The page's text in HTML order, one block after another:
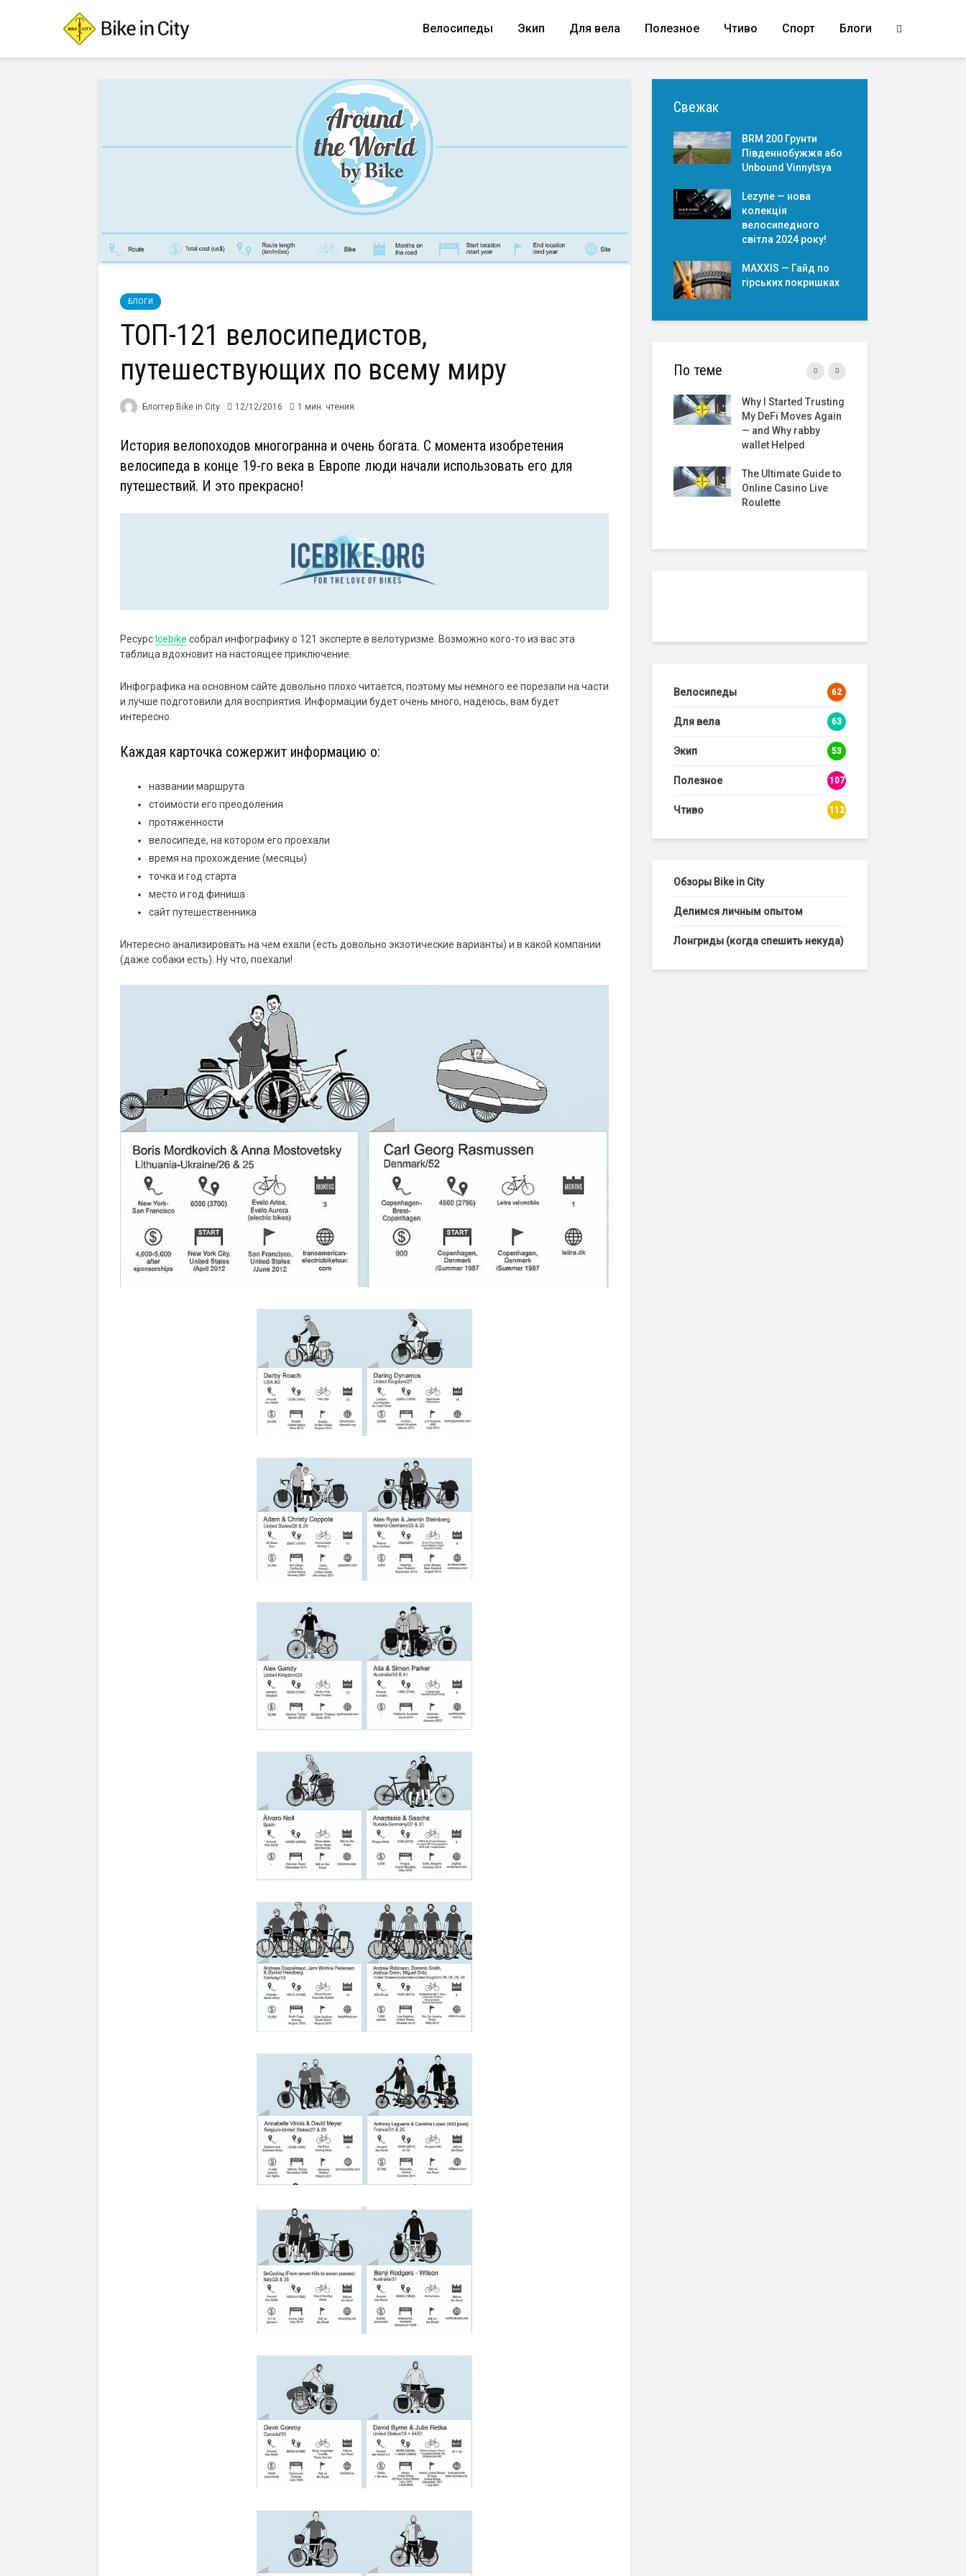
Велосипеды Экип Для вела Полезное Чтиво Спорт Блоги
БЛОГИ
ТОП-121 велосипедистов,
путешествующих по всему миру
Блоггер Bike in City 12/12/2016 1 мин. чтения
История велопоходов многогранна и очень богата. С момента изобретения
велосипеда в конце 19-го века в Европе люди начали использовать его для
путешествий. И это прекрасно!
Ресурс Icebike собрал инфографику о 121 эксперте в велотуризме. Возможно кого-то из вас эта
таблица вдохновит на настоящее приключение.
Инфографика на основном сайте довольно плохо читается, поэтому мы немного ее порезали на части
и лучше подготовили для восприятия. Информации будет очень много, надеюсь, вам будет
интересно.
Каждая карточка сожержит информацию о:
названии маршрута
стоимости его преодоления
протяженности
велосипеде, на котором его проехали
время на прохождение (месяцы)
точка и год старта
место и год финиша
сайт путешественника
Интересно анализировать на чем ехали (есть довольно экзотические варианты) и в какой компании
(даже собаки есть). Ну что, поехали!
Свежак
BRM 200 Грунти
Південнобужжя або
Unbound Vinnytsya
Lezyne — нова
колекція
велосипедного
світла 2024 року!
MAXXIS — Гайд по
гірських покришкаx
По теме
Guide
Roulette Online Real
Review
2025: The Ultimate
Why I Started Trusting
My DeFi Moves Again
— and Why rabby
wallet Helped
The Ultimate Guide to
Online Casino Live
Roulette
Велосипеды 62
Для вела 63
Экип 53
Полезное 107
Чтиво 112
Обзоры Bike in City
Делимся личным опытом
Лонгриды (когда спешить некуда)